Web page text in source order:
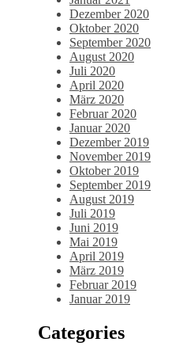
Dezember 2020
Oktober 2020
September 2020
August 2020
Juli 2020
April 2020
März 2020
Februar 2020
Januar 2020
Dezember 2019
November 2019
Oktober 2019
September 2019
August 2019
Juli 2019
Juni 2019
Mai 2019
April 2019
März 2019
Februar 2019
Januar 2019
Categories